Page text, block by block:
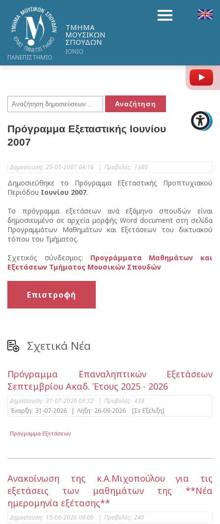
ΤΜΗΜΑ
ΜΟΥΣΙΚΩΝ
ΣΠΟΥΔΩΝ
ΙΟΝΙΟ
ΠΑΝΕΠΙΣΤΗΜΙΟ
Πρόγραμμα Εξεταστικής Ιουνίου
2007
Δημοσίευση: 25-05-2007 04:16 | Προβολές: 1380
Δημοσιεύθηκε το Πρόγραμμα Εξεταστικής Προπτυχιακού
Περιόδου Ιουνίου 2007.
Το πρόγραμμα εξετάσεων ανά εξάμηνο σπουδών είναι
δημοσιευμένο σε αρχεία μορφής Word document στη σελίδα
Προγραμμάτων Μαθημάτων και Εξετάσεων του δικτυακού
τόπου του Τμήματος.
Σχετικός σύνδεσμος: Προγράμματα Μαθημάτων και
Εξετάσεων Τμήματος Μουσικών Σπουδών
Επιστροφή
Σχετικά Νέα
Πρόγραμμα Επαναληπτικών Εξετάσεων
Σεπτεμβρίου Ακαδ. Έτους 2025 - 2026
Δημοσίευση: 31-07-2026 09:32 | Προβολές: 438
Έναρξη: 31-07-2026 | Λήξη: 26-09-2026 [Σε Εξέλιξη]
Πρόγραμμα Εξετάσεων
Ανακοίνωση της κ.Α.Μιχοπούλου για τις
εξετάσεις των μαθημάτων της **Νέα
ημερομηνία εξέτασης**
Δημοσίευση: 15-06-2026 09:00 | Προβολές: 240